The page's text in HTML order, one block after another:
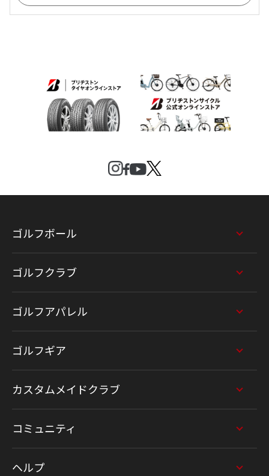
ゴルフボール
ゴルフクラブ
ゴルフアパレル
ゴルフギア
カスタムメイドクラブ
コミュニティ
ヘルプ